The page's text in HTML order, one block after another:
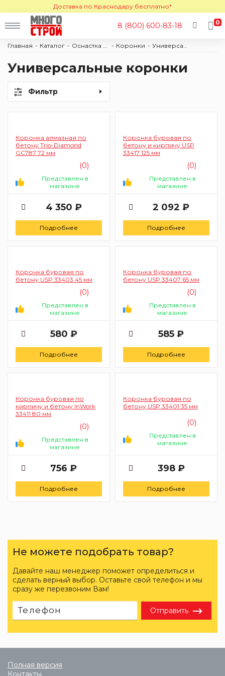
Доставка по Краснодару бесплатно*
8 (800) 600-83-18 0
Главная Каталог Коронки
Универсальные коронки
Фильтр
Коронка алмазная по
бетону Trio-Diamond
GC787 72 мм
(0)
Представлен в
магазине
4 350 ₽
Подробнее
Коронка буровая по
бетону и кирпичу USP
33417 125 мм
(0)
Представлен в
магазине
2 092 ₽
Подробнее
Коронка буровая по
бетону USP 33403 45 мм
(0)
Представлен в
магазине
580 ₽
Подробнее
Коронка буровая по
бетону USP 33407 65 мм
(0)
Представлен в
магазине
585 ₽
Подробнее
Коронка буровая по
кирпичу и бетону InWork
33411 80 мм
(0)
Представлен в
магазине
756 ₽
Подробнее
Коронка буровая по
бетону USP 33401 35 мм
(0)
Представлен в
магазине
398 ₽
Подробнее
Не можете подобрать товар?
Давайте наш менеджер поможет определиться и
сделать верный выбор. Оставьте свой телефон и мы
сразу же перезвоним Вам!
Отправить
Полная версия
Контакты